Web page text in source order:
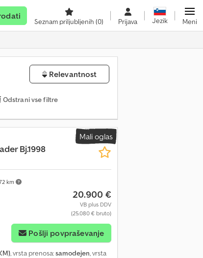
Seznam priljubljenih (0) Prijava Jezik Meni
Relevantnost
Odstrani vse filtre
Mali oglas
km
Bj.1998
20.900 €
VB plus DDV
(25.080 € bruto)
Pošlji povpraševanje
, vrsta prenosa:samodejen, vrsta